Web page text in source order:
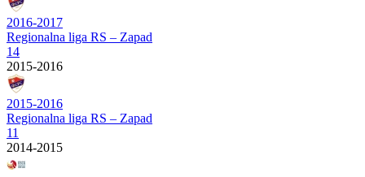
2016-2017
Regionalna liga RS – Zapad
14
2015-2016
2015-2016
Regionalna liga RS – Zapad
11
2014-2015